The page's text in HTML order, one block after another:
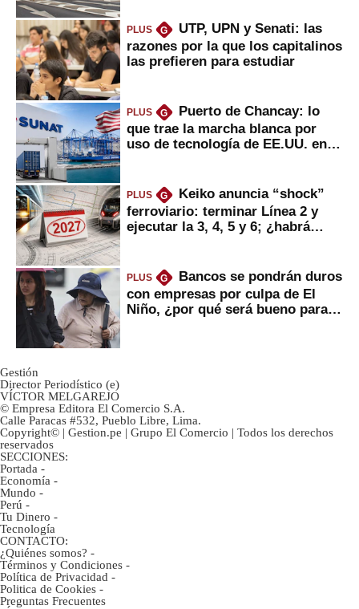
PLUS G
UTP, UPN y Senati: las
razones por la que los capitalinos
las prefieren para estudiar
PLUS G
Puerto de Chancay: lo
que trae la marcha blanca por
uso de tecnología de EE.UU. en
PLUS G
Keiko anuncia “shock”
ferroviario: terminar Línea 2 y
ejecutar la 3, 4, 5 y 6; ¿habrá
PLUS G
Bancos se pondrán duros
con empresas por culpa de El
Niño, ¿por qué será bueno para
Gestión
Director Periodístico (e)
VÍCTOR MELGAREJO
© Empresa Editora El Comercio S.A.
Calle Paracas #532, Pueblo Libre, Lima.
Copyright© | Gestion.pe | Grupo El Comercio | Todos los derechos
reservados
SECCIONES:
Portada -
Economía -
Mundo -
Perú -
Tu Dinero -
Tecnología
CONTACTO:
¿Quiénes somos? -
Términos y Condiciones -
Política de Privacidad -
Politica de Cookies -
Preguntas Frecuentes